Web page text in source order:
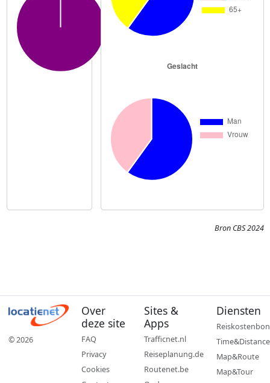
Bron CBS 2024
© 2026
Over
deze site
FAQ
Privacy
Cookies
Sites &
Apps
Trafficnet.nl
Reiseplanung.de
Routenet.be
Diensten
Reiskostenbon
Time&Distance
Map&Route
Map&Tour